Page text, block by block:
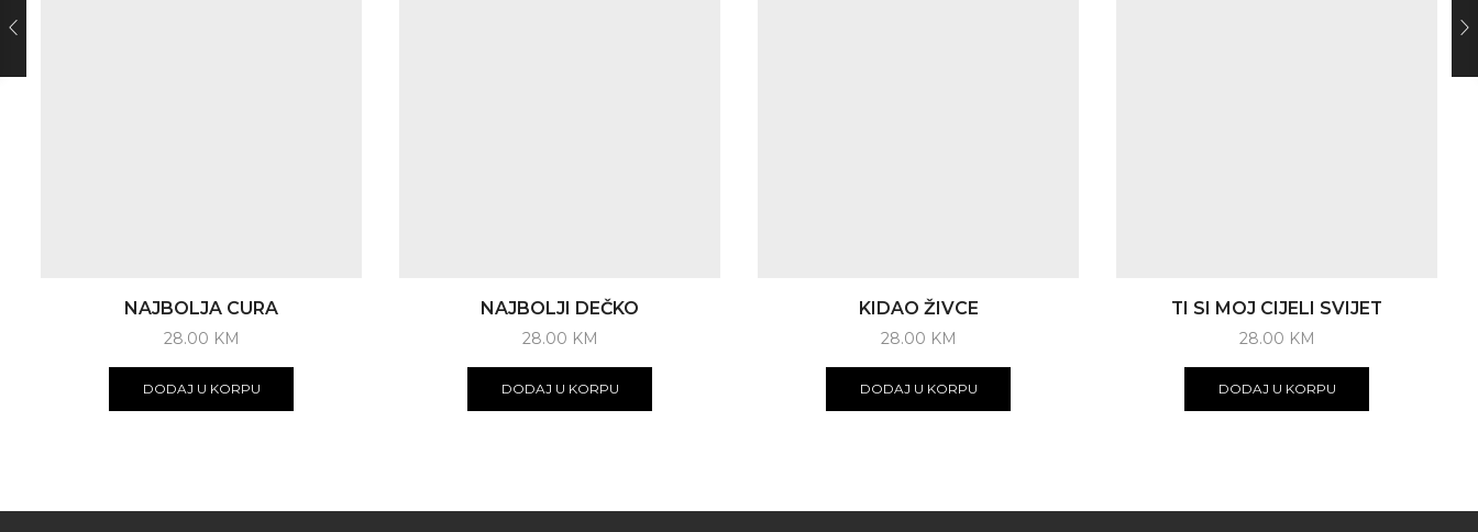
NAJBOLJA CURA
28.00 KM
DODAJ U KORPU
NAJBOLJI DEČKO
28.00 KM
DODAJ U KORPU
KIDAO ŽIVCE
28.00 KM
DODAJ U KORPU
TI SI MOJ CIJELI SVIJET
28.00 KM
DODAJ U KORPU